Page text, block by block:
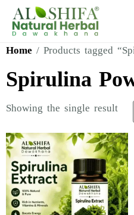
Home / Products tagged
Spirulina
Showing the single result